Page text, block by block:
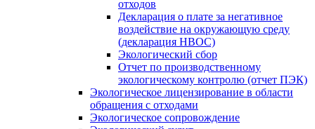
отходов
Декларация о плате за негативное
воздействие на окружающую среду
(декларация НВОС)
Экологический сбор
Отчет по производственному
экологическому контролю (отчет ПЭК)
Экологическое лицензирование в области
обращения с отходами
Экологическое сопровождение